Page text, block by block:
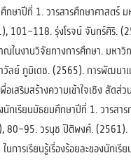
กษาปีที่ 1. วารสารศึกษาศาสตร์
101–118. รุ่งโรจน์ จันทร์ศิริ.
ณในงานวิจัยทางการศึกษา. มหาวิ
วัลย์ ภูมิเดช. (2565). การพัฒนา
เสริมสร้างความเข้าใจเชิง สัดส่ว
นักเรียนมัธยมศึกษาปีที่ 1. วารสา
80–95. วรนุช ปิติพงศ์. (2561).
การเรียนรู้เรื่องร้อยละของนักเ